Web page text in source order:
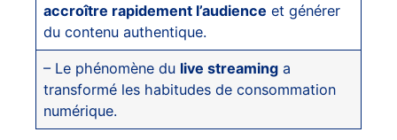
accroître rapidement l’audience et générer
du contenu authentique.
– Le phénomène du live streaming a
transformé les habitudes de consommation
numérique.